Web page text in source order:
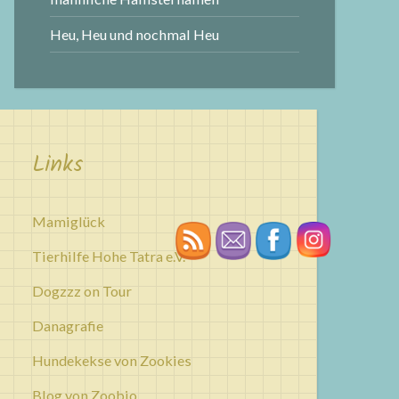
Heu, Heu und nochmal Heu
Links
Mamiglück
Tierhilfe Hohe Tatra e.V.
Dogzzz on Tour
Danagrafie
Hundekekse von Zookies
Blog von Zoobio